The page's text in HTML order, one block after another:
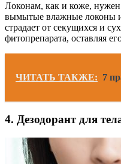
Локонам, как и коже, нужен
вымытые влажные локоны и
страдает от секущихся и
фитопрепарата, оставляя
ЧИТАТЬ ТАКЖЕ: 7
4. Дезодорант для